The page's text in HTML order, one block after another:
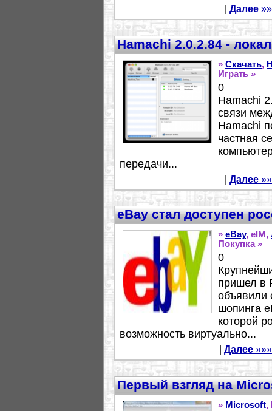
Далее
Hamachi 2.0.2.84 -
» Скачать,
Играть »
0
Hamachi
связи
Hamachi
частная
передачи...
Далее
eBay стал доступен
» eBay, eIM,
Покупка »
0
пришел в
объявили
шопинга
которой
возможность виртуально...
Далее »»»
Первый взгляд на
» Microsoft,